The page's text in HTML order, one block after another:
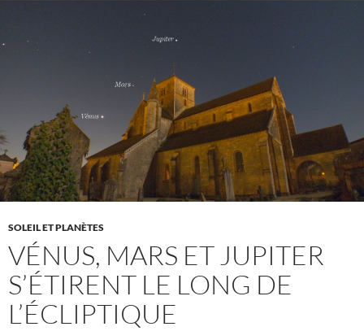
SOLEIL ET PLANÈTES
VÉNUS, MARS ET JUPITER
S’ÉTIRENT LE LONG DE
L’ÉCLIPTIQUE